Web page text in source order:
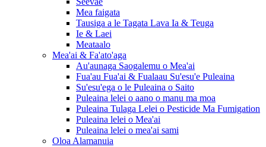
Mea faigata
Tausiga a le Tagata Lava Ia & Teuga
Ie & Laei
Meataalo
Mea'ai & Fa'ato'aga
Au'aunaga Saogalemu o Mea'ai
Fua'au Fua'ai & Fualaau Su'esu'e Puleaina
Su'esu'ega o le Puleaina o Saito
Puleaina lelei o aano o manu ma moa
Puleaina Tulaga Lelei o Pesticide Ma Fumigation
Puleaina lelei o Mea'ai
Puleaina lelei o mea'ai sami
Oloa Alamanuia